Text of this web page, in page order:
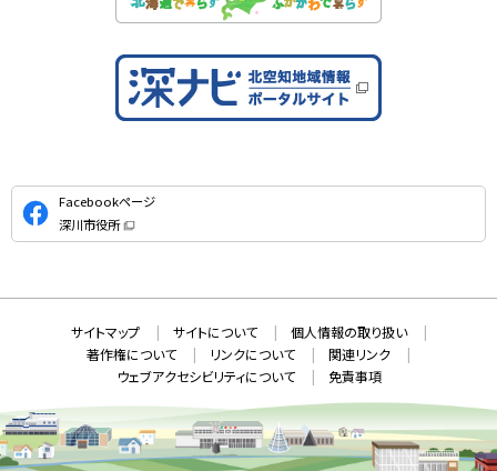
公
式
S
Facebookページ
深川市役所
（
ン
で
開
き
ま
す
メ
ニ
ュ
報
サイトマップ サイトについて
個人情報の取り扱い
著作権について
リンクについて
関連リンク
ウェブアクセシビリティについて
免責事項